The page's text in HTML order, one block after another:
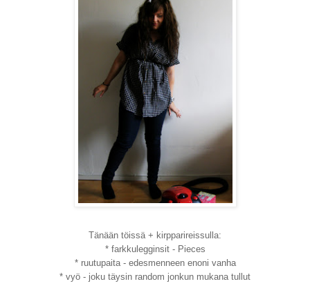
Tänään töissä + kirpparireissulla:
* farkkulegginsit - Pieces
* ruutupaita - edesmenneen enoni vanha
* vyö - joku täysin random jonkun mukana tullut